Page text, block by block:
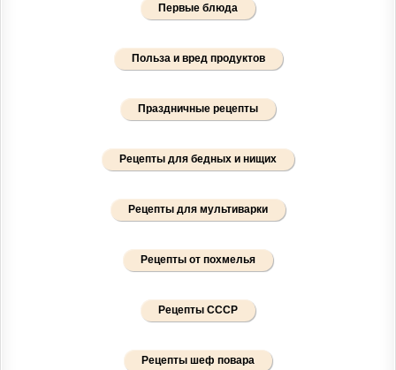
Первые блюда
Польза и вред продуктов
Праздничные рецепты
Рецепты для бедных и нищих
Рецепты для мультиварки
Рецепты от похмелья
Рецепты СССР
Рецепты шеф повара